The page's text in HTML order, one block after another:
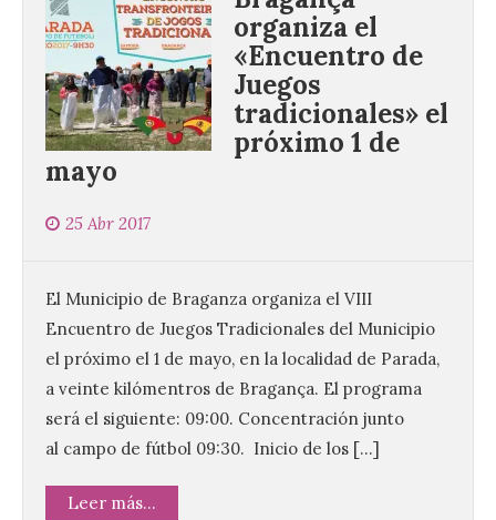
organiza el
«Encuentro de
Juegos
tradicionales» el
próximo 1 de
mayo
25 Abr 2017
El Municipio de Braganza organiza el VIII
Encuentro de Juegos Tradicionales del Municipio
el próximo el 1 de mayo, en la localidad de Parada,
a veinte kilómentros de Bragança. El programa
será el siguiente: 09:00. Concentración junto
al campo de fútbol 09:30. Inicio de los […]
Leer más...